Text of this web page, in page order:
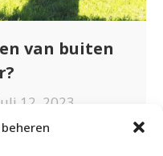
van buiten
12, 2023
buiten